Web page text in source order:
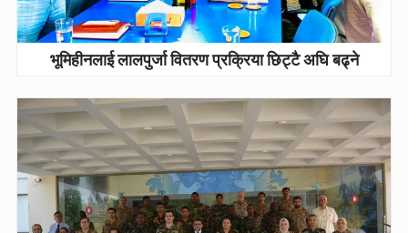
भूमिहीनलाई लालपुर्जा वितरण प्रक्रिया छिट्टै अघि बढ्ने